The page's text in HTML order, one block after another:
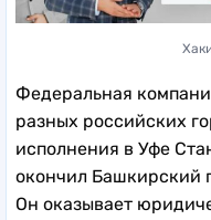
Федеральная
разных российских
исполнения в Уфе
окончил Башкирский
Он оказывает